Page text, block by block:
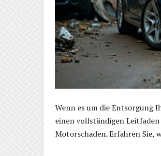
Wenn es um die Entsorgung
einen vollständigen
Motorschaden. Erfahren Sie,